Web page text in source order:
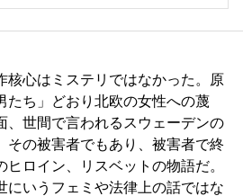
核心はミステリではなかった。原
たち」どおり北欧の女性への蔑
、世間で言われるスウェーデンの
その被害者でもあり、被害者で終
ヒロイン、リスベットの物語だ。
にいうフェミや法律上の話ではな